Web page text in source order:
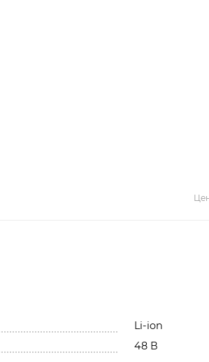
Li-ion
48 В